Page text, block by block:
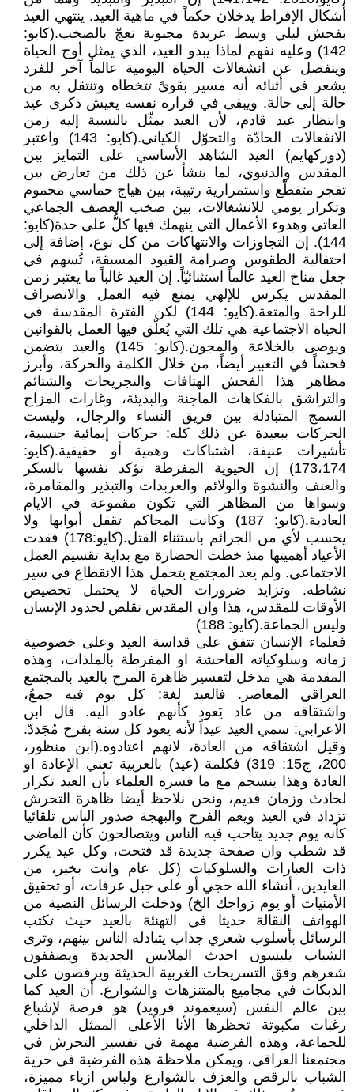
أشكال الإفراط يدخلان حكماً في ماهية العيد. ينتهي العيد
بفحش ليلي وسط عربدة مجنونة تعجّ بالصخب.(كايو:
142) وعليه نفهم لماذا يبدو العيد، الذي يمثل أوج الحياة
وينفصل عن انشغالات الحياة اليومية عالماً آخر للفرد
يشعر في أثنائه أنه مسير بقوىً تتخطاه وتنتقل به من
حالة إلى حالة. ويبقى في قراره نفسه يعيش ذكرى عيد
وانتظار عيد قادم، لأن العيد يمثّل بالنسبة إليه زمن
الانفعالات الحادّة والتحوّل الكياني.(كايو: 143) واعتبر
(دوركهايم) العيد الشاهد الأساسي على التمايز بين
المقدس والدنيوي، لما ينشأ عن ذلك من تعارض بين
تفجر متقطّع واستمرارية رتيبة، بين هياج حماسي محموم
وتكرار يومي للانشغالات، بين صخب العصف الجماعي
العاتي وهدوء الأعمال التي ينهمك فيها كلُّ على حدة(كايو:
144). إن التجاوزات والانتهاكات من كل نوع، إضافة إلى
احتفالية الطقوس وصرامة القيود المسبقة، تُسهم في
جعل مناخ العيد عالماً استثنائيّاً. إن العيد غالباً ما يعتبر زمن
المقدس يكرس للإلهي يمنع فيه العمل والانصراف
للراحة والمتعة.(كايو: 144) لكن الفترة المقدسة في
الحياة الاجتماعية هي تلك التي يُعلّق فيها العمل بالقوانين
ويوصى بالخلاعة والمجون.(كايو: 145) والعيد يتضمن
فحشاً في التعبير أيضاً، من خلال الكلمة والحركة، وأبرز
مظاهر هذا الفحش الهتافات والتجريحات والشتائم
والتراشق بالفكاهات الماجنة والبذيئة، وغارات المزاح
السمج المتبادلة بين فريق النساء والرجال، وليست
الحركات ببعيدة عن ذلك كله: حركات إيمائية جنسية،
تأشيرات عنيفة، اشتباكات وهمية أو حقيقية.(كايو:
173،174) إن الحيوية المفرطة تؤكد نفسها بالسكر
والعنف والنشوة والولائم والعربدات والتبذير والمقامرة،
وسواها من المظاهر التي تكون مقموعة في الايام
العادية.(كايو: 187) وكانت المحاكم تقفل أبوابها ولا
يحسب لأي من الجرائم باستثناء القتل.(كايو:178) فقدت
الأعياد أهميتها منذ خطت الحضارة مع بداية تقسيم العمل
الاجتماعي. ولم يعد المجتمع يتحمل هذا الانقطاع في سير
نشاطه. وتزايد ضرورات الحياة لا يحتمل تخصيص
الأوقات للمقدس، هذا وان المقدس تقلص لحدود الإنسان
وليس الجماعة.(كايو: 188)
فعلماء الإنسان تتفق على قداسة العيد وعلى خصوصية
زمانه وسلوكياته الفاحشة او المفرطة بالملذات، وهذه
المقدمة هي مدخل لتفسير ظاهرة المرح بالعيد بالمجتمع
العراقي المعاصر. فالعيد لغة: كل يوم فيه جمعُ،
واشتقاقه من عاد يَعود كأنهم عادو اليه. قال ابن
الاعرابي: سمي العيد عيداً لأنه يعود كل سنة بفرح مُجَددّ.
وقيل اشتقاقه من العادة، لانهم اعتادوه.(ابن منظور،
200، ج15: 319) فكلمة (عيد) بالعربية تعني الإعادة او
العادة وهذا ينسجم مع ما فسره العلماء بأن العيد تكرار
لحادث وزمان قديم، ونحن نلاحظ أيضا ظاهرة التحرش
تزداد في العيد ويعم الفرح والبهجة صدور الناس تلقائيا
كأنه يوم جديد يتاحب فيه الناس ويتصالحون كأن الماضي
قد شطب وان صفحة جديدة قد فتحت، وكل عيد يكرر
ذات العبارات والسلوكيات (كل عام وانت بخير، من
العايدين، أنشاء الله حجي أو على جبل عرفات، أو تحقيق
الأمنيات أو يوم زواجك الخ) ودخلت الرسائل النصية من
الهواتف النقالة حديثا في التهنئة بالعيد حيث تكتب
الرسائل بأسلوب شعري جذاب يتبادله الناس بينهم، وترى
الشباب يلبسون احدث الملابس الجديدة ويصففون
شعرهم وفق التسريحات الغربية الحديثة ويرقصون على
الدبكات في مجاميع بالمتنزهات والشوارع. أن العيد كما
بين عالم النفس (سيغموند فرويد) هو فرصة لإشباع
رغبات مكبوتة تحظرها الأنا الأعلى الممثل الداخلي
للجماعة، وهذه الفرضية مهمة في تفسير التحرش في
مجتمعنا العراقي، ويمكن ملاحظة هذه الفرضية في حرية
الشباب بالرقص والعزف بالشوارع ولباس ازياء مميزة،